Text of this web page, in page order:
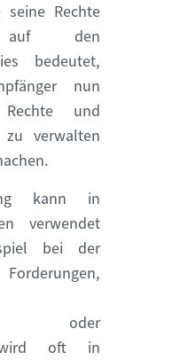
Rechte
auf den
bedeutet,
nun
und
zu verwalten
kann in
verwendet
bei der
oder
wird oft in